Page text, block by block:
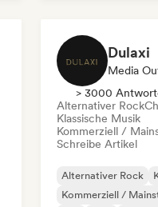
Dulaxi
Media
> 3000
Alternativer Rock
Klassische Musik
Kommerziell /
Schreibe Artikel
Alternativer Rock
Kommerziell /